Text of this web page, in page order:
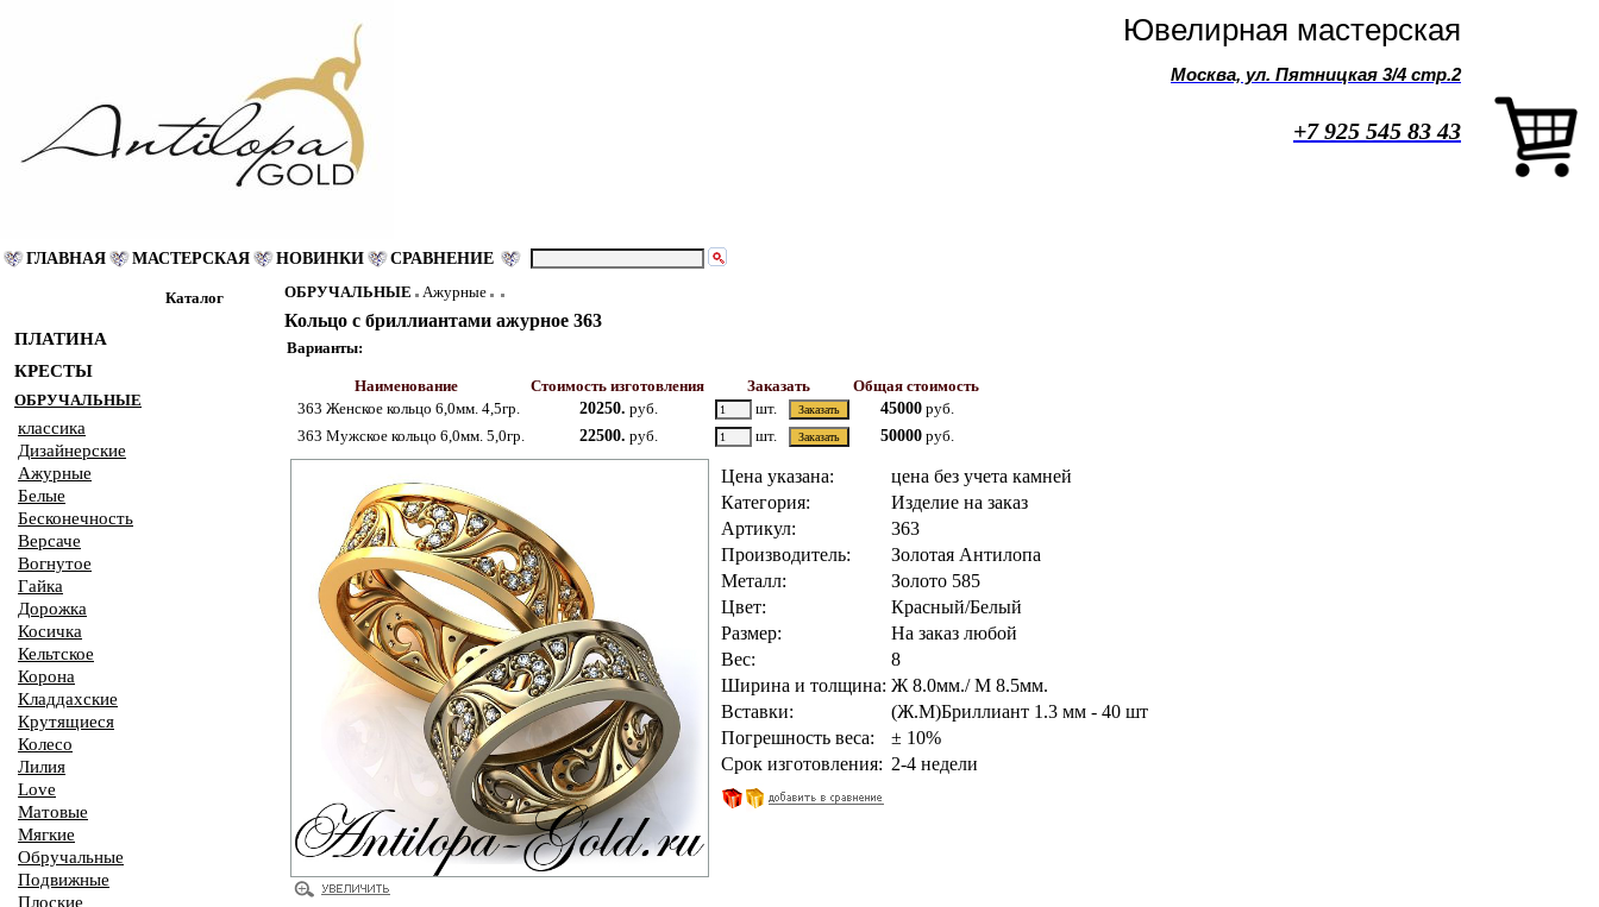
Ювелирная мастерская
Москва, ул. Пятницкая 3/4 стр.2
+7 925 545 83 43
ГЛАВНАЯ МАСТЕРСКАЯ НОВИНКИ СРАВНЕНИЕ
Каталог
ПЛАТИНА
КРЕСТЫ
ОБРУЧАЛЬНЫЕ
классика
Дизайнерские
Ажурные
Белые
Бесконечность
Версаче
Вогнутое
Гайка
Дорожка
Косичка
Кельтское
Корона
Кладдахские
Крутящиеся
Колесо
Лилия
Love
Матовые
Мягкие
Обручальные
Подвижные
Плоские
ОБРУЧАЛЬНЫЕ Ажурные
Кольцо с бриллиантами ажурное 363
Варианты:
Наименование Стоимость изготовления Заказать
Общая стоимость
363 Женское кольцо 6,0мм. 4,5гр.
20250. руб. шт. 45000 руб.
363 Мужское кольцо 6,0мм. 5,0гр.
22500. руб. шт. 50000 руб.
Цена указана:
цена без учета камней
Категория:
Изделие на заказ
Артикул:
363
Производитель:
Золотая Антилопа
Металл:
Золото 585
Цвет:
Красный/Белый
Размер:
На заказ любой
Вес:
8
Ширина и толщина: Ж 8.0мм./ М 8.5мм.
Вставки:
(Ж.М)Бриллиант 1.3 мм - 40 шт
Погрешность веса:
± 10%
Срок изготовления: 2-4 недели